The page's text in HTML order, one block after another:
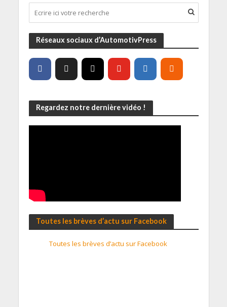
Réseaux sociaux d’AutomotivPress
Regardez notre dernière vidéo !
Toutes les brèves d’actu sur Facebook
Toutes les brèves d’actu sur Facebook